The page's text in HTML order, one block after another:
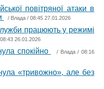
повітряної атаки в
/ Влада / 08:45 27.01.2026
працюють у режимі
26.01.2026
спокійно / Влада/ 08:16
«тривожно», але без